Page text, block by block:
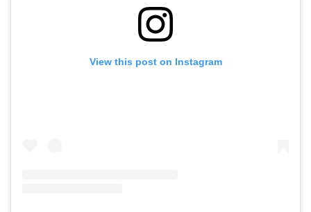
View this post on Instagram